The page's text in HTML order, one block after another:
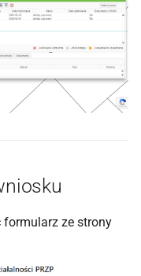
formularz ze strony